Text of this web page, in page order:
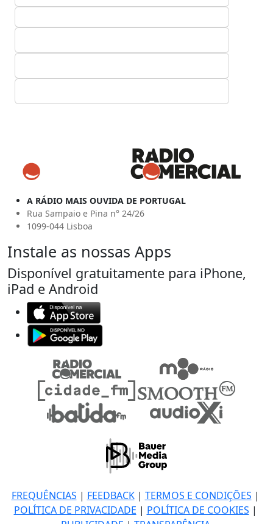
A RÁDIO MAIS OUVIDA DE PORTUGAL
Rua Sampaio e Pina n° 24/26
1099-044 Lisboa
Instale as nossas Apps
Disponível gratuitamente para iPhone,
iPad e Android
FREQUÊNCIAS | FEEDBACK| TERMOS E CONDIÇÕES |
POLÍTICA DE PRIVACIDADE | POLÍTICA DE COOKIES |